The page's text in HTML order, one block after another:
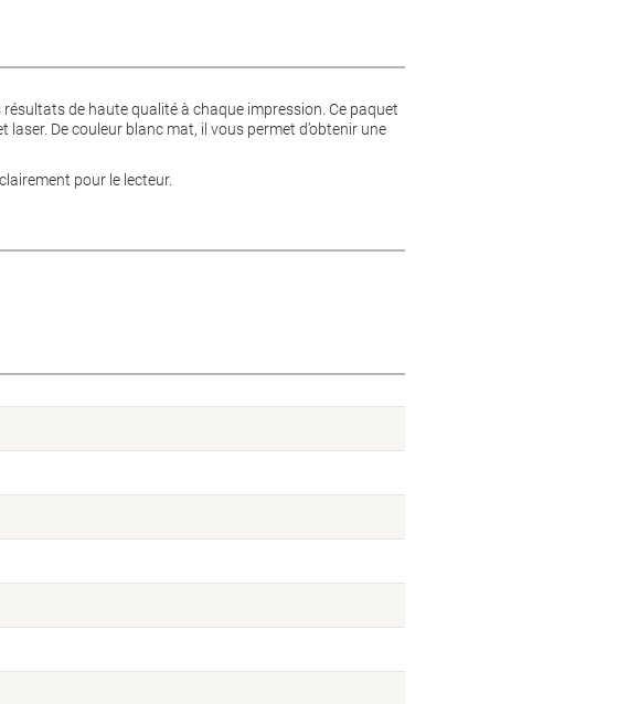
de haute qualité à chaque impression. Ce paquet
De couleur blanc mat, il vous permet d’obtenir une
pour le lecteur.